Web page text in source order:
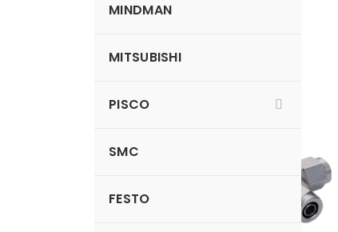
MINDMAN
MITSUBISHI
PISCO
SMC
FESTO